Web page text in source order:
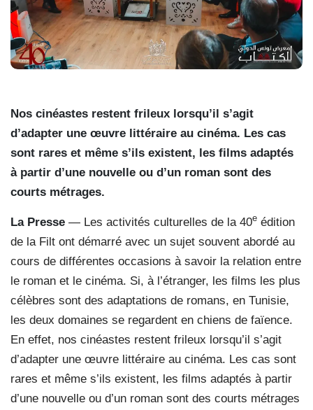
Nos cinéastes restent frileux lorsqu’il s’agit
d’adapter une œuvre littéraire au cinéma. Les cas
sont rares et même s’ils existent, les films adaptés
à partir d’une nouvelle ou d’un roman sont des
courts métrages.
La Presse — Les activités culturelles de la 40e édition
de la Filt ont démarré avec un sujet souvent abordé au
cours de différentes occasions à savoir la relation entre
le roman et le cinéma. Si, à l’étranger, les films les plus
célèbres sont des adaptations de romans, en Tunisie,
les deux domaines se regardent en chiens de faïence.
En effet, nos cinéastes restent frileux lorsqu’il s’agit
d’adapter une œuvre littéraire au cinéma. Les cas sont
rares et même s’ils existent, les films adaptés à partir
d’une nouvelle ou d’un roman sont des courts métrages